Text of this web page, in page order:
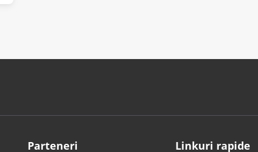
Parteneri Linkuri rapide